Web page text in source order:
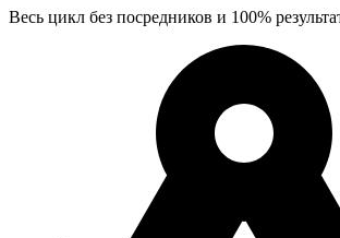
Весь цикл без посредников и 100%